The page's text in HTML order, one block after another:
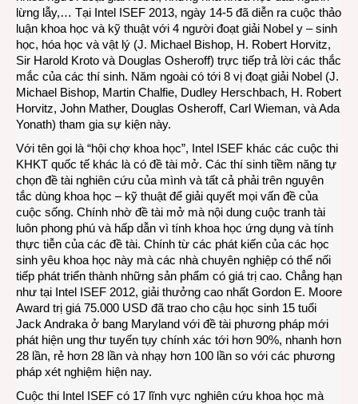
lừng lẫy,… Tại Intel ISEF 2013, ngày 14-5 đã diễn ra cuộc thảo
luận khoa học và kỹ thuật với 4 người đoạt giải Nobel y – sinh
học, hóa học và vật lý (J. Michael Bishop, H. Robert Horvitz,
Sir Harold Kroto và Douglas Osheroff) trực tiếp trả lời các thắc
mắc của các thí sinh. Năm ngoài có tới 8 vị đoạt giải Nobel (J.
Michael Bishop, Martin Chalfie, Dudley Herschbach, H. Robert
Horvitz, John Mather, Douglas Osheroff, Carl Wieman, và Ada
Yonath) tham gia sự kiện này.
Với tên gọi là “hội chợ khoa học”, Intel ISEF khác các cuộc thi
KHKT quốc tế khác là có đề tài mở. Các thí sinh tiềm năng tự
chọn đề tài nghiên cứu của mình và tất cả phải trên nguyên
tắc dùng khoa học – kỹ thuật để giải quyết mọi vấn đề của
cuộc sống. Chính nhờ đề tài mở mà nội dung cuộc tranh tài
luôn phong phú và hấp dẫn vì tính khoa học ứng dụng và tính
thực tiễn của các đề tài. Chính từ các phát kiến của các học
sinh yêu khoa học này mà các nhà chuyên nghiệp có thể nối
tiếp phát triển thành những sản phẩm có giá trị cao. Chẳng hạn
như tại Intel ISEF 2012, giải thưởng cao nhất Gordon E. Moore
Award trị giá 75.000 USD đã trao cho cậu học sinh 15 tuổi
Jack Andraka ở bang Maryland với đề tài phương pháp mới
phát hiện ung thư tuyến tụy chính xác tới hơn 90%, nhanh hơn
28 lần, rẻ hơn 28 lần và nhạy hơn 100 lần so với các phương
pháp xét nghiệm hiện nay.
Cuộc thi Intel ISEF có 17 lĩnh vực nghiên cứu khoa học mà